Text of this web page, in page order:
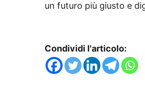
un futuro più giusto e
Condividi l'articolo: